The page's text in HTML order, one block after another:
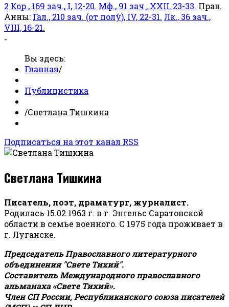
2 Кор., 169 зач., I, 12-20. Мф., 91 зач., XXII, 23-33. Прав.
Анны: Гал., 210 зач. (от полу́), IV, 22-31. Лк., 36 зач.,
VIII, 16-21.
-
Вы здесь:
Главная/
Публицистика
/Светлана Тишкина
Подписаться на этот канал RSS
Светлана Тишкина
Писатель, поэт, драматург, журналист.
Родилась 15.02.1963 г. в г. Энгельс Саратовской
области в семье военного. С 1975 года проживает в
г. Луганске.
Председатель Православного литературного
объединения "Свете Тихий".
Составитель Международного православного
альманаха «Свете Тихий».
Член СП России, Республиканского союза писателей